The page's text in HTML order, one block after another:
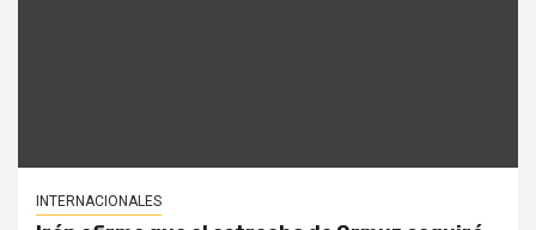
INTERNACIONALES